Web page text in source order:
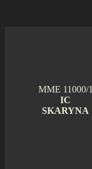
MME 11000/1
IC
SKARYNA